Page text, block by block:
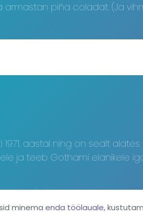
armastan piña coladat. (Ja
1971. aastal ning on sealt
ja teeb Gothami elanikele
minema enda töölauale,